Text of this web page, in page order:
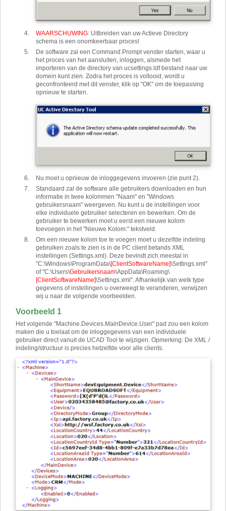
WAARSCHUWING: Uitbreiden van uw Actieve Directory
schema is een onomkeerbaar proces!
De software zal een Command Prompt venster starten, waar u
het proces van het aansluiten, inloggen, alsmede het
importeren van de directory van ucsettings.ldf bestand naar uw
domein kunt zien. Zodra het proces is voltooid, wordt u
geconfronteerd met dit venster, klik op "OK" om de toepassing
opnieuw te starten.
Nu moet u opnieuw de inloggegevens invoeren (zie punt 2).
Standaard zal de software alle gebruikers downloaden en hun
informatie in twee kolommen "Naam" en "Windows
gebruikersnaam" weergeven. Nu kunt u de instellingen voor
elke individuele gebruiker selecteren en bewerken. Om de
gebruiker te bewerken moet u eerst een nieuwe kolom
toevoegen in het "Nieuwe Kolom:" tekstveld.
Om een ​​nieuwe kolom toe te voegen moet u dezelfde indeling
gebruiken zoals te zien is in de PC client betands XML
instellingen (Settings.xml). Deze bevindt zich meestal in
"C:\Windows\ProgramData\[ClientSoftwareName]\Settings.xml"
of "C:\Users\Gebruikersnaam\AppData\Roaming\
[ClientSoftwareName]\Settings.xml". Afhankelijk van welk type
gegevens of instellingen u overweegt te veranderen, verwijzen
wij u naar de volgende voorbeelden.
Voorbeeld 1
Het volgende "Machine.Devices.MainDevice.User" pad zou een kolom
maken die u toelaat om de inloggegevens van een ​​individuele
gebruiker direct vanuit de UCAD Tool te wijzigen. Opmerking: De XML /
indeling/structuur is precies hetzelfde voor alle clients.